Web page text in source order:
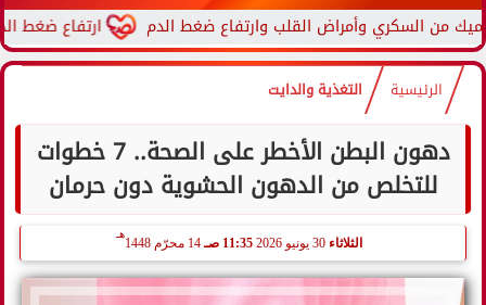
ارتفاع ضغط الدم
الرئيسية التغذية والدايت
دهون البطن الأخطر على الصحة.. 7 خطوات
للتخلص من الدهون الحشوية دون حرمان
الثلاثاء 30 يونيو 2026 11:35 صـ 14 محرّم 1448
هـ